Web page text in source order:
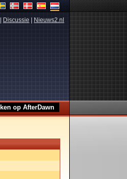
Discussie Nieuws2.nl